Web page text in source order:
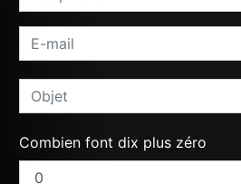
Combien font dix plus zéro